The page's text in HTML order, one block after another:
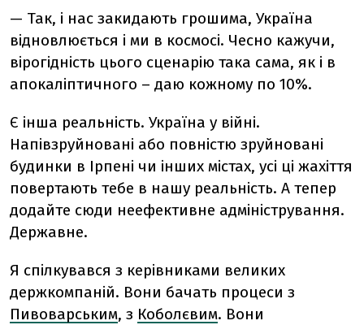
— Так, і нас закидають грошима, Україна
відновлюється і ми в космосі. Чесно кажучи,
вірогідність цього сценарію така сама, як і в
апокаліптичного – даю кожному по 10%.
Є інша реальність. Україна у війні.
Напівзруйновані або повністю зруйновані
будинки в Ірпені чи інших містах, усі ці жахіття
повертають тебе в нашу реальність. А тепер
додайте сюди неефективне адміністрування.
Державне.
Я спілкувався з керівниками великих
держкомпаній. Вони бачать процеси з
Пивоварським, з Коболєвим. Вони